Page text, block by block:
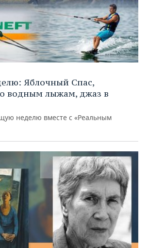
Яблочный Спас,
водным лыжам, джаз в
неделю вместе с «Реальным